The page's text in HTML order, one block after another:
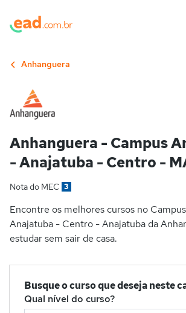
Anhanguera
Anhanguera - Campus
- Anajatuba - Centro -
Nota do MEC 3
Encontre os melhores cursos no
Anajatuba - Centro - Anajatuba da
estudar sem sair de casa.
Busque o curso que deseja neste
Qual nível do curso?